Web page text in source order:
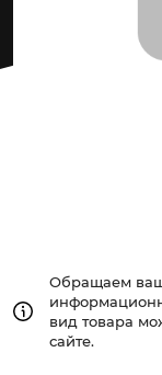
Обращаем
вид товара
сайте.